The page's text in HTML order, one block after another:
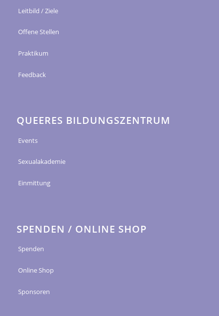
Leitbild / Ziele
Offene Stellen
Praktikum
Feedback
QUEERES BILDUNGSZENTRUM
Events
Sexualakademie
Einmittung
SPENDEN / ONLINE SHOP
Spenden
Online Shop
Sponsoren